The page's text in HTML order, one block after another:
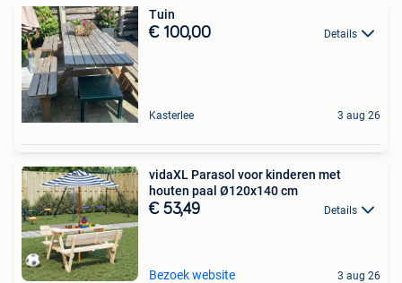
Tuin
€ 100,00 Details
Kasterlee 3 aug 26
vidaXL Parasol voor kinderen met
houten paal Ø120x140 cm
€ 53,49 Details
Bezoek website 3 aug 26